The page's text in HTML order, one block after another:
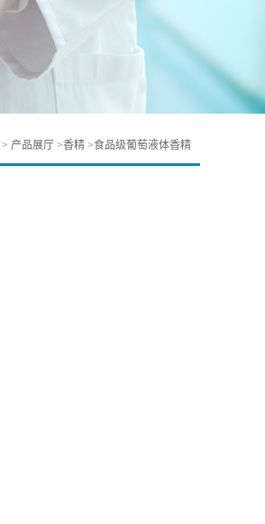
> 产品展厅 >香精 >食品级葡萄液体香精